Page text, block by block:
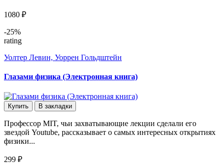
1080 ₽
-25%
rating
Уолтер Левин, Уоррен Гольдштейн
Глазами физика (Электронная книга)
Купить В закладки
Профессор MIT, чьи захватывающие лекции сделали его
звездой Youtube, рассказывает о самых интересных открытиях
физики...
299 ₽